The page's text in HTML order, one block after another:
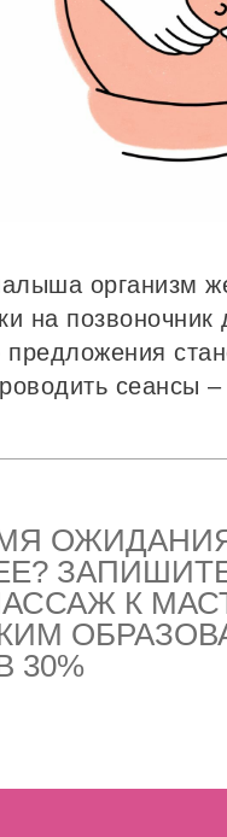
К
30%
организм
на
сеансы